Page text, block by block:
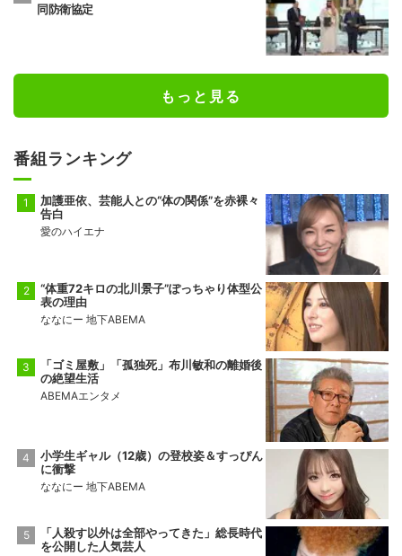
同防衛協定
もっと見る
番組ランキング
加護亜依、芸能人との“体の関係”を赤裸々
告白
愛のハイエナ
“体重72キロの北川景子”ぽっちゃり体型公
表の理由
ななにー 地下ABEMA
「ゴミ屋敷」「孤独死」布川敏和の離婚後
の絶望生活
ABEMAエンタメ
小学生ギャル（12歳）の登校姿＆すっぴん
に衝撃
ななにー 地下ABEMA
「人殺す以外は全部やってきた」総長時代
を公開した人気芸人